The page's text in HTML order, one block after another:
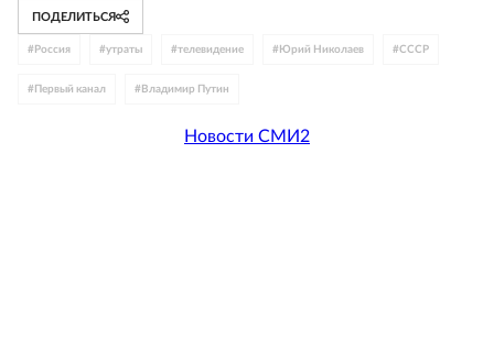
ПОДЕЛИТЬСЯ
# Россия #утраты #телевидение # Юрий Николаев #СССР
# Первый канал # Владимир Путин
Новости СМИ2